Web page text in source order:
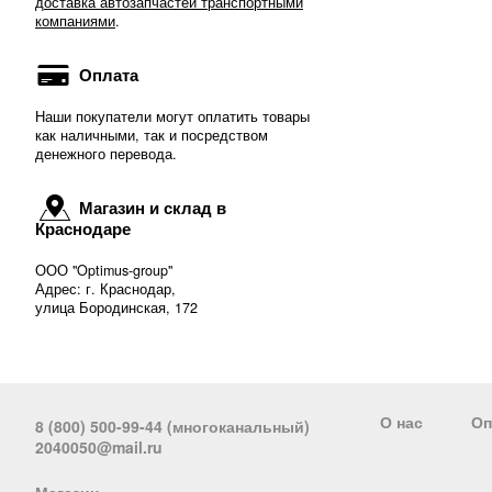
компаниями.
Оплата
Наши покупатели могут оплатить товары
как наличными, так и посредством
денежного перевода.
Магазин и склад в
Краснодаре
ООО "Optimus-group"
Адрес: г. Краснодар,
улица Бородинская, 172
8 (800) 500-99-44 (многоканальный)
2040050@mail.ru
О нас